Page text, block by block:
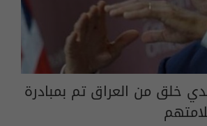
خلق من العراق تم بمبادرة